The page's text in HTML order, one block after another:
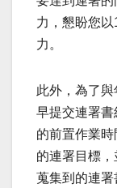
力，懇盼您
力。
此外，為了
早提交連署
的前置作業
的連署目標
蒐集到的連